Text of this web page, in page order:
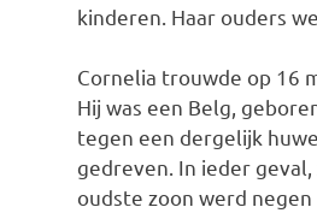
kinderen. Haar ouders
Cornelia trouwde op 16
Hij was een Belg,
tegen een dergelijk
gedreven. In ieder
oudste zoon werd